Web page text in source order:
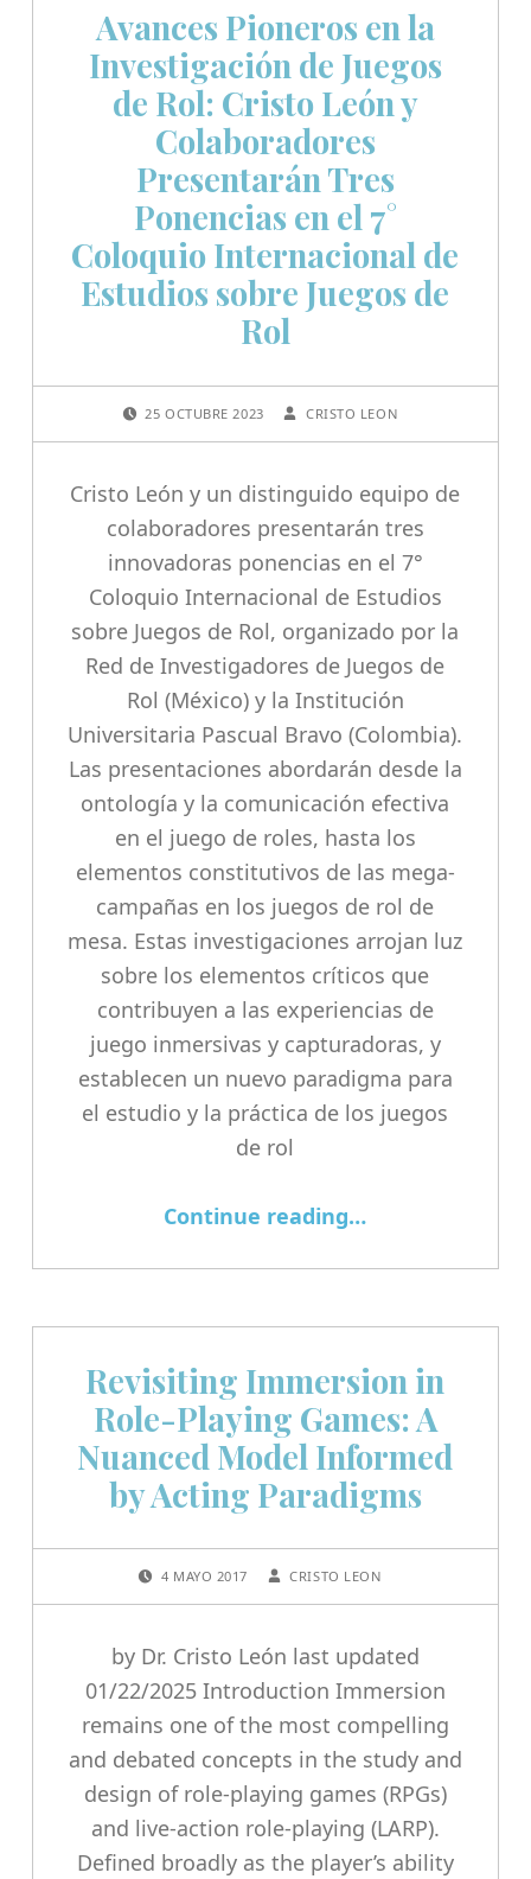
Avances Pioneros en la
Investigación de Juegos
de Rol: Cristo León y
Colaboradores
Presentarán Tres
Ponencias en el 7°
Coloquio Internacional de
Estudios sobre Juegos de
Rol
25 OCTUBRE 2023 CRISTO LEON
Cristo León y un distinguido equipo de
colaboradores presentarán tres
innovadoras ponencias en el 7°
Coloquio Internacional de Estudios
sobre Juegos de Rol, organizado por la
Red de Investigadores de Juegos de
Rol (México) y la Institución
Universitaria Pascual Bravo (Colombia).
Las presentaciones abordarán desde la
ontología y la comunicación efectiva
en el juego de roles, hasta los
elementos constitutivos de las mega-
campañas en los juegos de rol de
mesa. Estas investigaciones arrojan luz
sobre los elementos críticos que
contribuyen a las experiencias de
juego inmersivas y capturadoras, y
establecen un nuevo paradigma para
el estudio y la práctica de los juegos
de rol
Continue reading“Avances Pioneros en la Investigación de Juegos de Rol: Cristo León y Colaboradores Presentarán Tres Ponencias en el 7° Coloquio Internacional de Estudios sobre Juegos de Rol”
…
Revisiting Immersion in
Role-Playing Games: A
Nuanced Model Informed
by Acting Paradigms
4 MAYO 2017 CRISTO LEON
by Dr. Cristo León last updated
01/22/2025 Introduction Immersion
remains one of the most compelling
and debated concepts in the study and
design of role-playing games (RPGs)
and live-action role-playing (LARP).
Defined broadly as the player’s ability